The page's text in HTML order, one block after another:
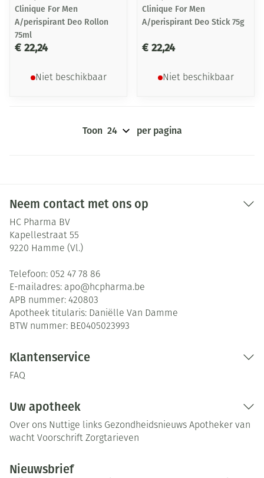
Clinique For Men
A/perispirant Deo Rollon
75ml
€ 22,24
Niet beschikbaar
Clinique For Men
A/perispirant Deo Stick 75g
€ 22,24
Niet beschikbaar
Toon per pagina
Neem contact met ons op
HC Pharma BV
Kapellestraat 55
9220 Hamme (Vl.)
Telefoon: 052 47 78 86
E-mailadres: apo@hcpharma.be
APB nummer: 420803
Apotheek titularis: Daniëlle Van Damme
BTW nummer: BE0405023993
Klantenservice
FAQ
Uw apotheek
Over ons Nuttige links Gezondheidsnieuws Apotheker van
wacht Voorschrift Zorgtarieven
Nieuwsbrief